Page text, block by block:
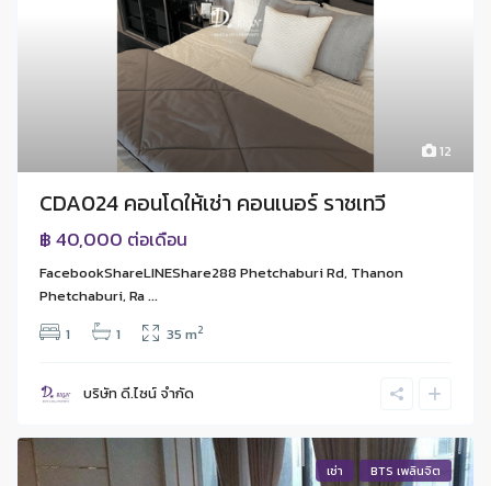
12
CDA024 คอนโดให้เช่า คอนเนอร์ ราชเทวี
฿ 40,000 ต่อเดือน
FacebookShareLINEShare288 Phetchaburi Rd, Thanon
Phetchaburi, Ra ...
1
1 35 m2
บริษัท ดี.ไซน์ จํากัด
เช่า BTS เพลินจิต